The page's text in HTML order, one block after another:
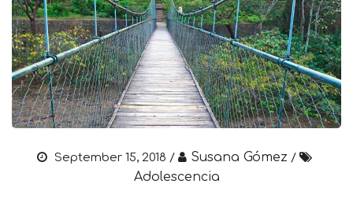
September 15, 2018 / Susana Gómez /
Adolescencia